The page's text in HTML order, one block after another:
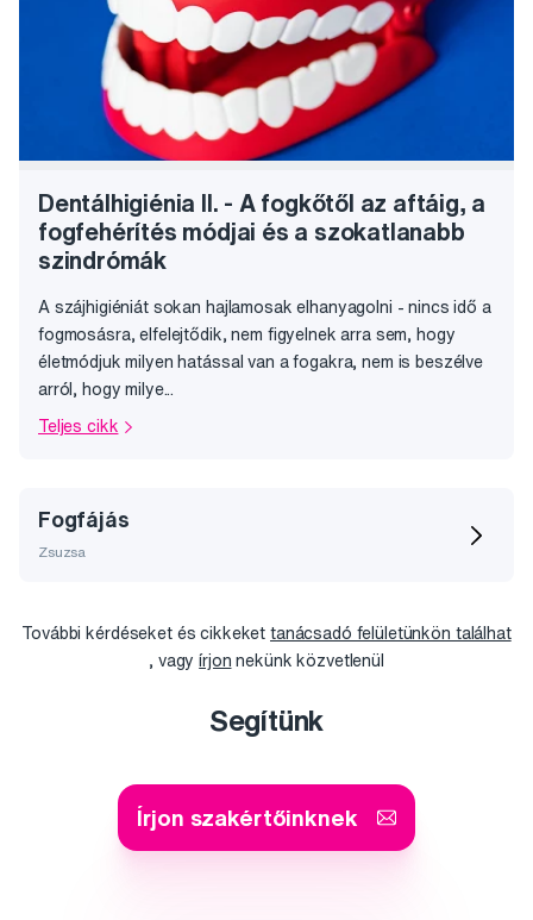
Dentálhigiénia II. - A fogkőtől az aftáig, a
fogfehérítés módjai és a szokatlanabb
szindrómák
A szájhigiéniát sokan hajlamosak elhanyagolni - nincs idő a
fogmosásra, elfelejtődik, nem figyelnek arra sem, hogy
életmódjuk milyen hatással van a fogakra, nem is beszélve
arról, hogy milye...
Teljes cikk
Fogfájás
Zsuzsa
További kérdéseket és cikkeket tanácsadó felületünkön találhat
, vagyírjon nekünk közvetlenül
Segítünk
Írjon szakértőinknek